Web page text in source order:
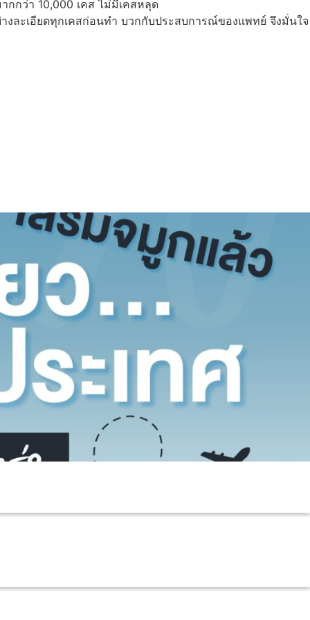
กว่า 10,000 เคส ไม่มีเคสหลุด
ละเอียดทุกเคสก่อนทำ บวกกับประสบการณ์ของแพทย์ จึงมั่นใจ